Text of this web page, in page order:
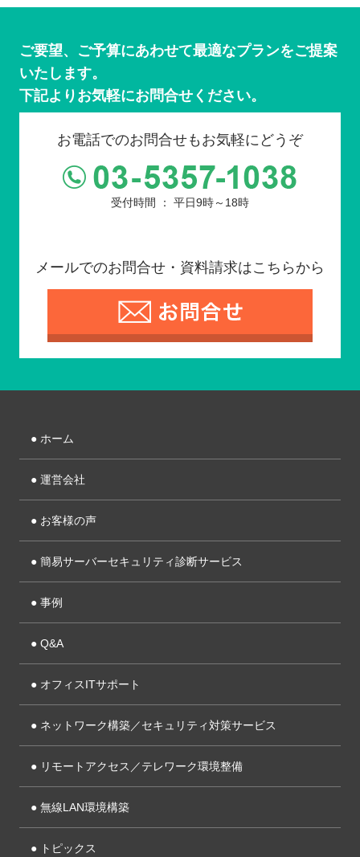
ご要望、ご予算にあわせて最適なプランをご提案
いたします。
下記よりお気軽にお問合せください。
お電話でのお問合せもお気軽にどうぞ
受付時間 ： 平日9時～18時
メールでのお問合せ・資料請求はこちらから
● ホーム
● 運営会社
● お客様の声
● 簡易サーバーセキュリティ診断サービス
● 事例
● Q&A
● オフィスITサポート
● ネットワーク構築／セキュリティ対策サービス
● リモートアクセス／テレワーク環境整備
● 無線LAN環境構築
● トピックス